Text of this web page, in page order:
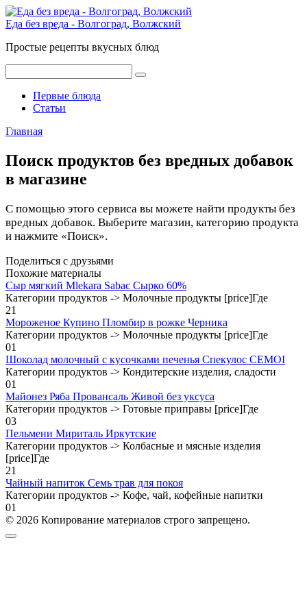
Перейти
к
Еда без вреда - Волгоград, Волжский
Простые рецепты вкусных блюд
Первые блюда
Статьи
Главная
Поиск продуктов без вредных добавок
в магазине
С помощью этого сервиса вы можете найти продукты без
вредных добавок. Выберите магазин, категорию продукта
и нажмите «Поиск».
Поделиться с друзьями
Похожие материалы
Сыр мягкий Mlekara Sabac Сырко 60%
Категории продуктов -> Молочные продукты [price]Где
21
Мороженое Купино Пломбир в рожке Черника
Категории продуктов -> Молочные продукты [price]Где
01
Шоколад молочный с кусочками печенья Спекулос CEMOI
Категории продуктов -> Кондитерские изделия, сладости
01
Майонез Ряба Провансаль Живой без уксуса
Категории продуктов -> Готовые приправы [price]Где
03
Пельмени Мириталь Иркутские
Категории продуктов -> Колбасные и мясные изделия
[price]Где
21
Чайный напиток Семь трав для покоя
Категории продуктов -> Кофе, чай, кофейные напитки
01
© 2026 Копирование материалов строго запрещено.